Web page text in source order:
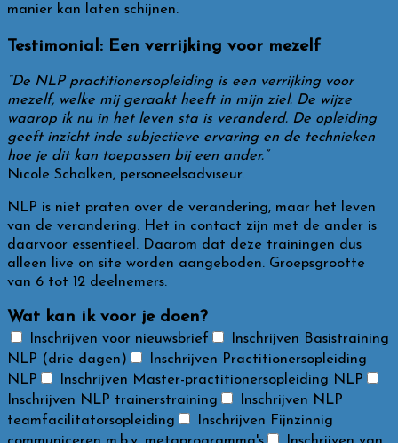
manier kan laten schijnen.
Testimonial: Een verrijking voor mezelf
“De NLP practitionersopleiding is een verrijking voor
mezelf, welke mij geraakt heeft in mijn ziel. De wijze
waarop ik nu in het leven sta is veranderd. De opleiding
geeft inzicht inde subjectieve ervaring en de technieken
hoe je dit kan toepassen bij een ander.”
Nicole Schalken, personeelsadviseur.
NLP is niet praten over de verandering, maar het leven
van de verandering. Het in contact zijn met de ander is
daarvoor essentieel. Daarom dat deze trainingen dus
alleen live on site worden aangeboden. Groepsgrootte
van 6 tot 12 deelnemers.
Wat kan ik voor je doen?
Inschrijven voor nieuwsbrief
Inschrijven Basistraining
NLP (drie dagen)
Inschrijven Practitionersopleiding
NLP
Inschrijven Master-practitionersopleiding NLP
Inschrijven NLP trainerstraining
Inschrijven NLP
teamfacilitatorsopleiding
Inschrijven Fijnzinnig